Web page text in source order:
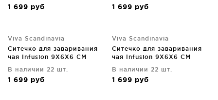
1 699 руб 1 699 руб
Viva Scandinavia
Ситечко для заваривания
чая Infusion 9X6X6 CM
В наличии 22 шт.
1 699 руб
Viva Scandinavia
Ситечко для заваривания
чая Infusion 9X6X6 CM
В наличии 22 шт.
1 699 руб